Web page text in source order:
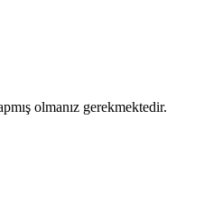
olmanız gerekmektedir.